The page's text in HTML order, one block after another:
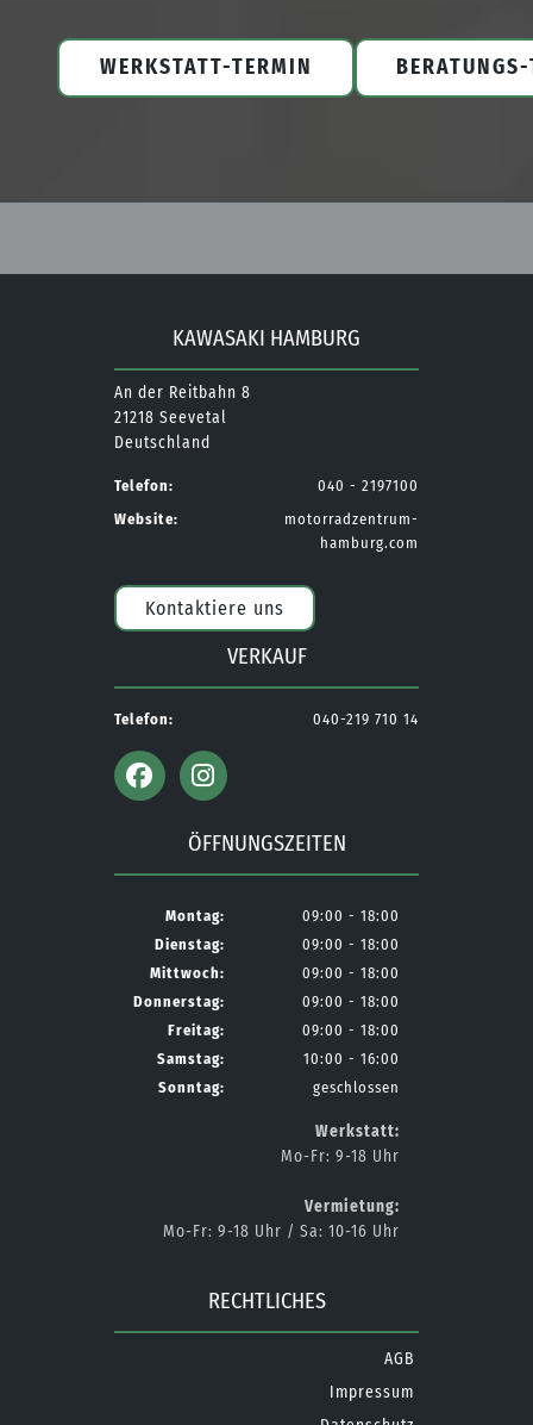
WERKSTATT-TERMIN
KAWASAKI HAMBURG
An der Reitbahn 8
21218 Seevetal
Deutschland
Telefon:
040 - 2197100
Website:
motorradzentrum-
hamburg.com
Kontaktiere uns
VERKAUF
Telefon: 040-219 710 14
ÖFFNUNGSZEITEN
Montag:
09:00 - 18:00
Dienstag:
09:00 - 18:00
Mittwoch:
09:00 - 18:00
Donnerstag:
09:00 - 18:00
Freitag:
09:00 - 18:00
Samstag:
10:00 - 16:00
Sonntag:
geschlossen
Werkstatt:
Mo-Fr: 9-18 Uhr
Vermietung:
Mo-Fr: 9-18 Uhr / Sa: 10-16 Uhr
RECHTLICHES
AGB
Impressum